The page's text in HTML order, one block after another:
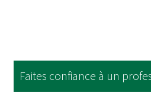
Faites confiance à un